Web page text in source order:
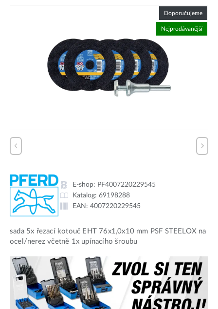
Doporučujeme
Nejprodávanější
E-shop: PF4007220229545
Katalog: 69198288
EAN: 4007220229545
sada 5x řezací kotouč EHT 76x1,0x10 mm PSF STEELOX na
ocel/nerez včetně 1x upínacího šroubu